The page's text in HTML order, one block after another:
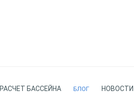
РАСЧЕТ БАССЕЙНА БЛОГ НОВОСТИ